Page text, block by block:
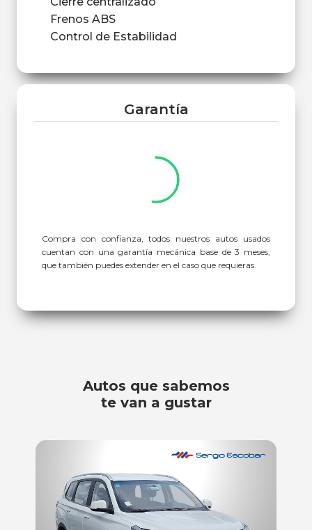
Frenos ABS
Control de Estabilidad
Garantía
Compra con confianza, todos nuestros autos usados
cuentan con una garantía mecánica base de 3 meses,
que también puedes extender en el caso que requieras.
Autos que sabemos
te van a gustar